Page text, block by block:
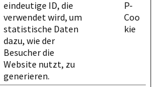
eindeutige ID, die
verwendet wird, um
statistische Daten
dazu, wie der
Besucher die
Website nutzt, zu
generieren.
P-
Coo
kie